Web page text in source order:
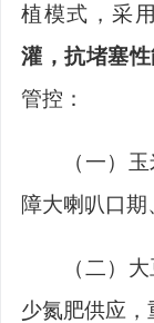
植模式，采
灌，抗堵塞性
管控：
（一）
障大喇叭口期
（二）
少氮肥供应，